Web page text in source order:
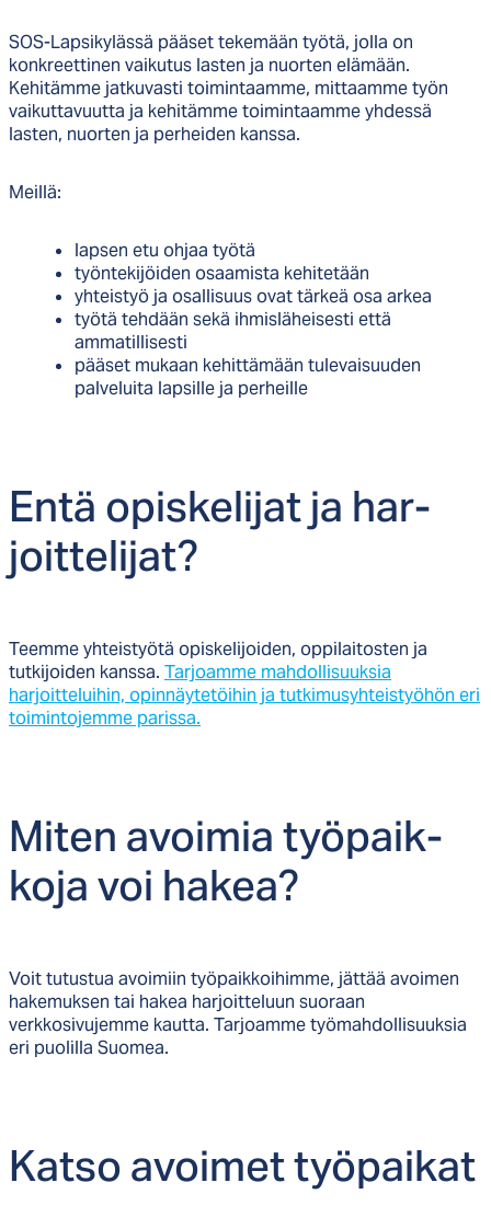
SOS-Lapsikylässä pääset tekemään työtä, jolla on
konkreettinen vaikutus lasten ja nuorten elämään.
Kehitämme jatkuvasti toimintaamme, mittaamme työn
vaikuttavuutta ja kehitämme toimintaamme yhdessä
lasten, nuorten ja perheiden kanssa.
Meillä:
lapsen etu ohjaa työtä
työntekijöiden osaamista kehitetään
yhteistyö ja osallisuus ovat tärkeä osa arkea
työtä tehdään sekä ihmisläheisesti että
ammatillisesti
pääset mukaan kehittämään tulevaisuuden
palveluita lapsille ja perheille
En­tä opis­ke­li­jat ja har­
joit­te­li­jat?
Teemme yhteistyötä opiskelijoiden, oppilaitosten ja
tutkijoiden kanssa. Tarjoamme mahdollisuuksia
harjoitteluihin, opinnäytetöihin ja tutkimusyhteistyöhön eri
toimintojemme parissa.
Mi­ten avoi­mia työ­paik­
ko­ja voi ha­kea?
Voit tutustua avoimiin työpaikkoihimme, jättää avoimen
hakemuksen tai hakea harjoitteluun suoraan
verkkosivujemme kautta. Tarjoamme työmahdollisuuksia
eri puolilla Suomea.
Kat­so avoi­met työ­pai­kat